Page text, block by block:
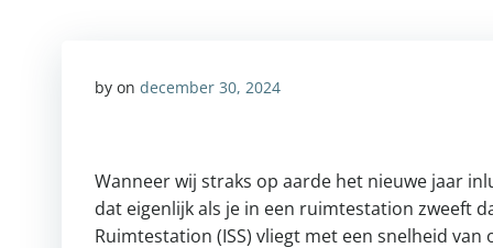
by on december 30, 2024
Wanneer wij straks op aarde het nieuwe jaar
dat eigenlijk als je in een ruimtestation zweeft
Ruimtestation (ISS) vliegt met een snelheid